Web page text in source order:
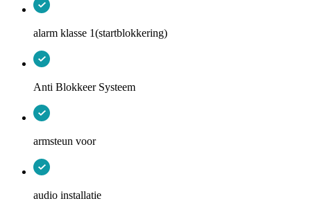
alarm klasse 1(startblokkering)
Anti Blokkeer Systeem
armsteun voor
audio installatie